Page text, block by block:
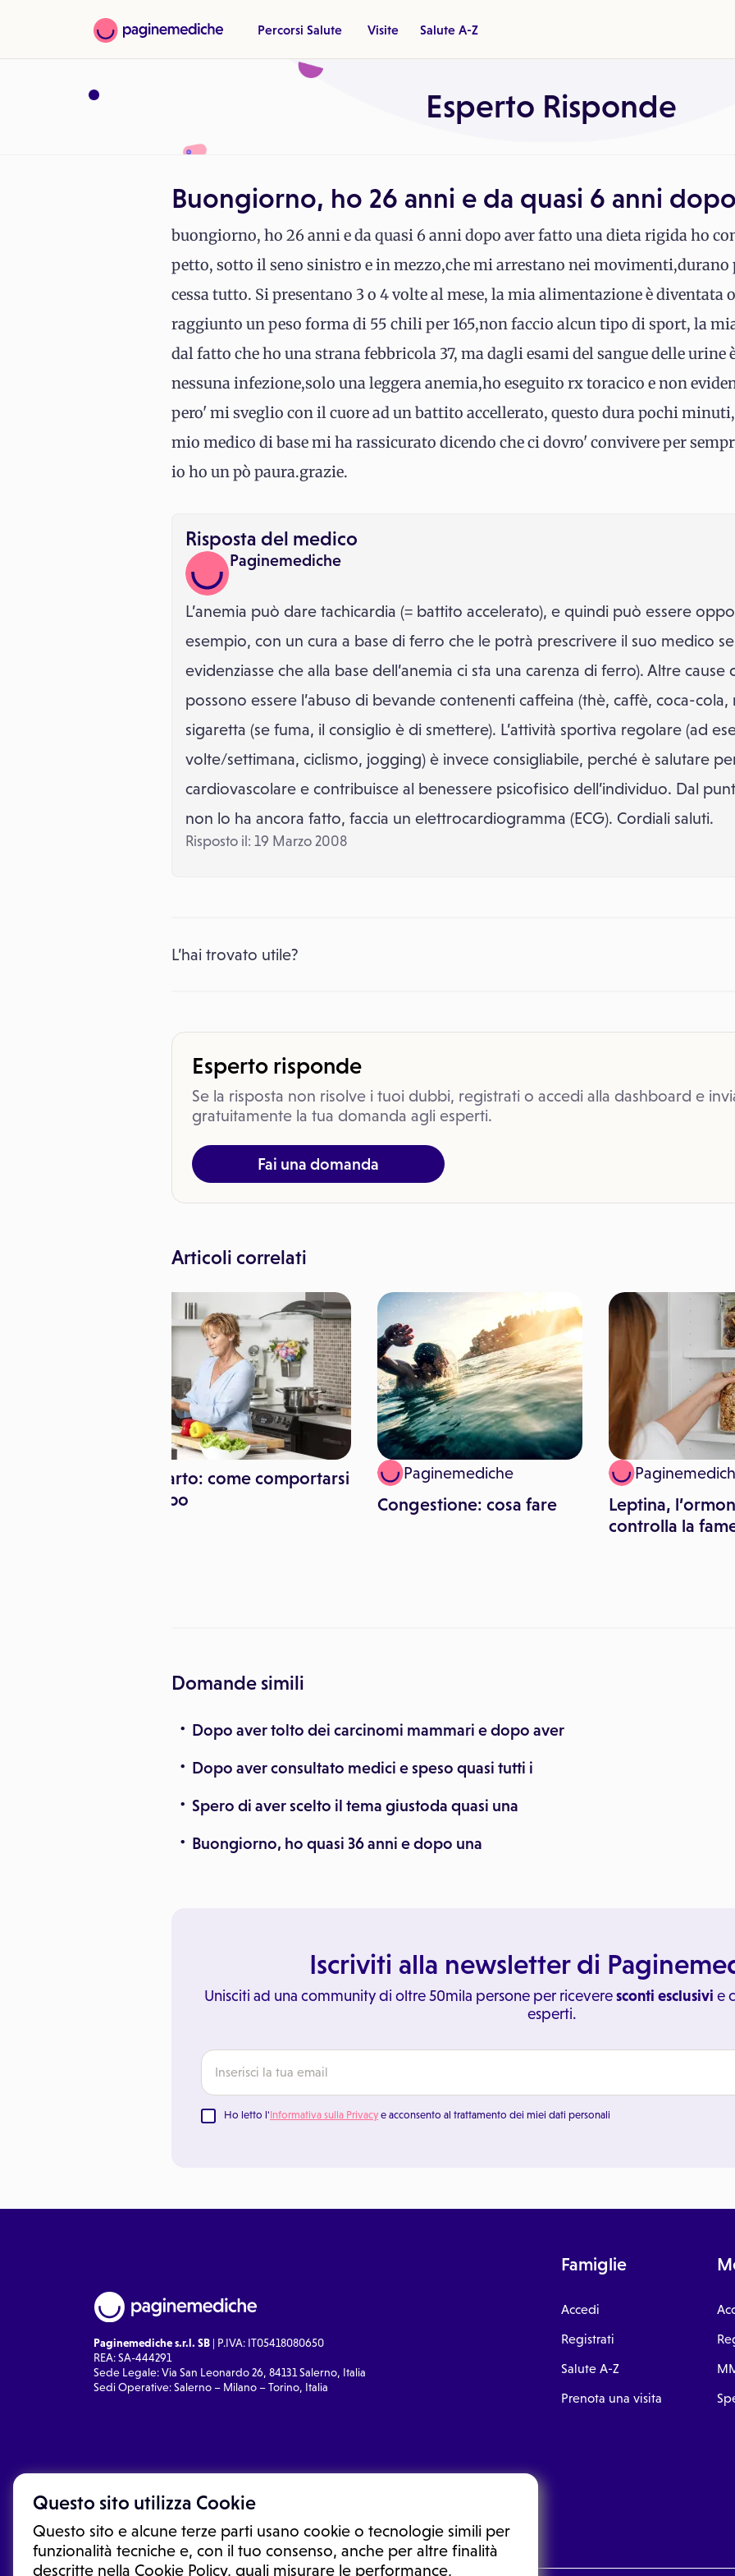
Questo sito utilizza Cookie
Questo sito e alcune terze parti usano cookie o tecnologie simili per
funzionalità tecniche e, con il tuo consenso, anche per altre finalità
descritte nella Cookie Policy, quali misurare le performance,
Percorsi Salute Visite Salute A-Z
Esperto Risponde
Buongiorno, ho 26 anni e da quasi 6 anni
buongiorno, ho 26 anni e da quasi 6 anni dopo aver fatto una dieta rigida ho
petto, sotto il seno sinistro e in mezzo,che mi arrestano nei
cessa tutto. Si presentano 3 o 4 volte al mese, la mia alimentazione è diventata
raggiunto un peso forma di 55 chili per 165,non faccio alcun tipo di sport, la
dal fatto che ho una strana febbricola 37, ma dagli esami del sangue delle
nessuna infezione,solo una leggera anemia,ho eseguito rx toracico e non
pero' mi sveglio con il cuore ad un battito accellerato, questo dura pochi
mio medico di base mi ha rassicurato dicendo che ci dovro' convivere per
io ho un pò paura.grazie.
Risposta del medico
Paginemediche
L’anemia può dare tachicardia (= battito accelerato), e quindi può essere
esempio, con un cura a base di ferro che le potrà prescrivere il suo medico
evidenziasse che alla base dell’anemia ci sta una carenza di ferro). Altre cause
possono essere l’abuso di bevande contenenti caffeina (thè, caffè, coca-
sigaretta (se fuma, il consiglio è di smettere). L’attività sportiva regolare (ad
volte/settimana, ciclismo, jogging) è invece consigliabile, perché è salutare
cardiovascolare e contribuisce al benessere psicofisico dell’individuo. Dal
non lo ha ancora fatto, faccia un elettrocardiogramma (ECG). Cordiali saluti.
Risposto il: 19 Marzo 2008
L’hai trovato utile?
Esperto risponde
Se la risposta non risolve i tuoi dubbi, registrati o accedi alla dashboard e
gratuitamente la tua domanda agli esperti.
Fai una domanda
Articoli correlati
Infarto: come comportarsi
dopo
Paginemediche
Congestione: cosa fare
Leptina,
controlla la
Domande simili
Dopo aver tolto dei carcinomi mammari e dopo aver
Dopo aver consultato medici e speso quasi tutti i
Spero di aver scelto il tema giustoda quasi una
Buongiorno, ho quasi 36 anni e dopo una
Iscriviti alla newsletter di
Unisciti ad una community di oltre 50mila persone per riceveresconti esclusivi e
esperti.
Ho letto l'Informativa sulla Privacy e acconsento al trattamento dei miei dati personali
Paginemediche s.r.l. SB | P.IVA: IT05418080650
REA: SA-444291
Sede Legale: Via San Leonardo 26, 84131 Salerno, Italia
Sedi Operative: Salerno – Milano – Torino, Italia
Famiglie
Accedi
Registrati
Salute A-Z
Prenota una visita